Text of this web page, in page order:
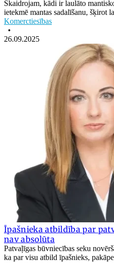
Skaidrojam, kādi ir laulāto
ietekmē mantas sadalīšanu, šķirot
Komerctiesības
•
26.09.2025
Īpašnieka atbildība par
nav absolūta
Patvaļīgas būvniecības seku
ka par visu atbild īpašnieks,